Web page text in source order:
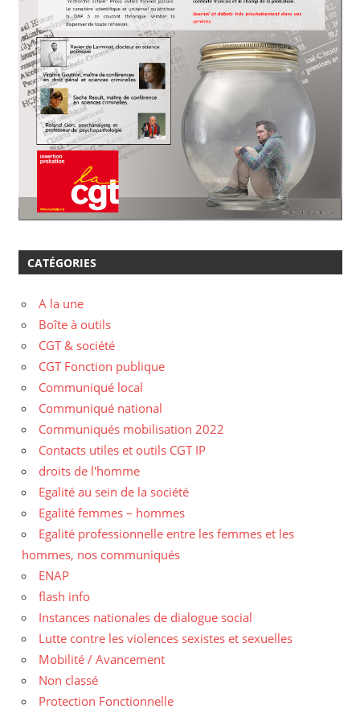
CATÉGORIES
A la une
Boîte à outils
CGT & société
CGT Fonction publique
Communiqué local
Communiqué national
Communiqués mobilisation 2022
Contacts utiles et outils CGT IP
droits de l'homme
Egalité au sein de la société
Egalité femmes – hommes
Egalité professionnelle entre les femmes et les
hommes, nos communiqués
ENAP
flash info
Instances nationales de dialogue social
Lutte contre les violences sexistes et sexuelles
Mobilité / Avancement
Non classé
Protection Fonctionnelle